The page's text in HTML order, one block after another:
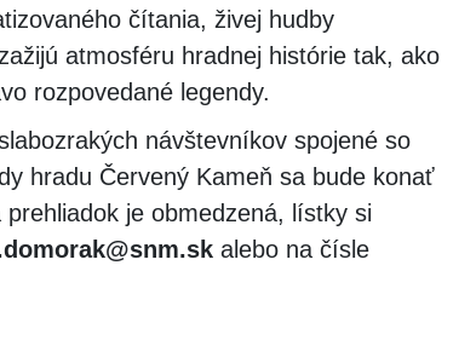
čítania, živej hudby
atmosféru hradnej histórie tak, ako
rozpovedané legendy.
návštevníkov spojené so
hradu Červený Kameň sa bude konať
prehliadok je obmedzená, lístky si
alebo na čísle